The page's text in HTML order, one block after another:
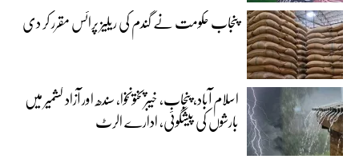
پنجاب حکومت نے گندم کی ریلیز پرائس مقرر کر دی‎
اسلام آباد، پنجاب، خیبرپختونخوا، سندھ اور آزاد کشمیر میں
بارشوں کی پیشگوئی، ادارے الرٹ